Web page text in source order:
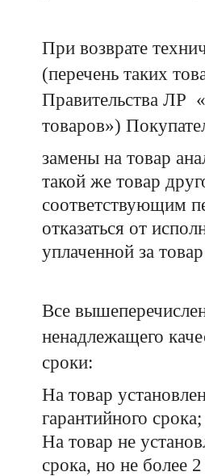
При возврате
(перечень таких
Правительства ЛР
товаров»)
замены на товар
такой же товар
соответствующим
отказаться от
уплаченной за
Все
ненадлежащего
сроки:
На товар
гарантийного срока;
На товар не
срока, но не более 2